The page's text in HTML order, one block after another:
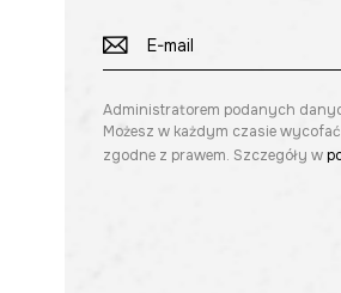
Administratorem podanych
Możesz w każdym czasie
zgodne z prawem. Szczegóły w